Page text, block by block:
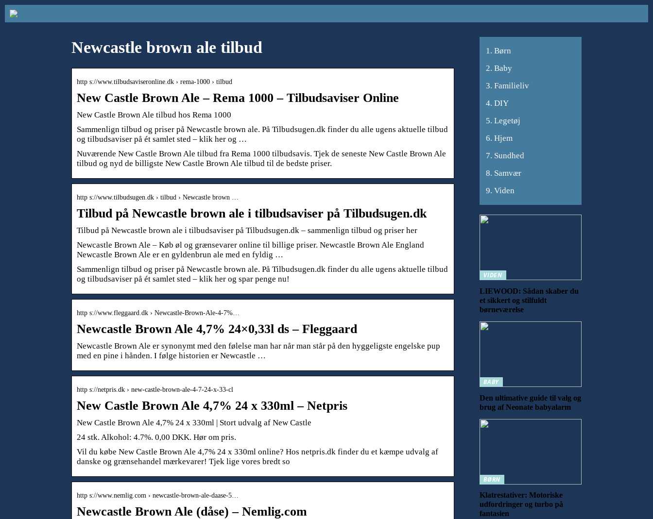
Newcastle brown ale tilbud
http s://www.tilbudsaviseronline.dk › rema-1000 › tilbud
New Castle Brown Ale – Rema 1000 – Tilbudsaviser Online
New Castle Brown Ale tilbud hos Rema 1000
Sammenlign tilbud og priser på Newcastle brown ale. På Tilbudsugen.dk finder du alle ugens aktuelle tilbud
og tilbudsaviser på ét samlet sted – klik her og …
Nuværende New Castle Brown Ale tilbud fra Rema 1000 tilbudsavis. Tjek de seneste New Castle Brown Ale
tilbud og nyd de billigste New Castle Brown Ale tilbud til de bedste priser.
http s://www.tilbudsugen.dk › tilbud › Newcastle brown …
Tilbud på Newcastle brown ale i tilbudsaviser på Tilbudsugen.dk
Tilbud på Newcastle brown ale i tilbudsaviser på Tilbudsugen.dk – sammenlign tilbud og priser her
Newcastle Brown Ale – Køb øl og grænsevarer online til billige priser. Newcastle Brown Ale England
Newcastle Brown Ale er en gyldenbrun ale med en fyldig …
Sammenlign tilbud og priser på Newcastle brown ale. På Tilbudsugen.dk finder du alle ugens aktuelle tilbud
og tilbudsaviser på ét samlet sted – klik her og spar penge nu!
http s://www.fleggaard.dk › Newcastle-Brown-Ale-4-7%…
Newcastle Brown Ale 4,7% 24×0,33l ds – Fleggaard
Newcastle Brown Ale er synonymt med den følelse man har når man står på den hyggeligste engelske pup
med en pine i hånden. I følge historien er Newcastle …
http s://netpris.dk › new-castle-brown-ale-4-7-24-x-33-cl
New Castle Brown Ale 4,7% 24 x 330ml – Netpris
New Castle Brown Ale 4,7% 24 x 330ml | Stort udvalg af New Castle
24 stk. Alkohol: 4.7%. 0,00 DKK. Hør om pris.
Vil du købe New Castle Brown Ale 4,7% 24 x 330ml online? Hos netpris.dk finder du et kæmpe udvalg af
danske og grænsehandel mærkevarer! Tjek lige vores bredt so
http s://www.nemlig.com › newcastle-brown-ale-daase-5…
Newcastle Brown Ale (dåse) – Nemlig.com
Børn
Baby
Familieliv
DIY
Legetøj
Hjem
Sundhed
Samvær
Viden
VIDEN
LIEWOOD: Sådan skaber du
et sikkert og stilfuldt
børneværelse
BABY
Den ultimative guide til valg og
brug af Neonate babyalarm
BØRN
Klatrestativer: Motoriske
udfordringer og turbo på
fantasien